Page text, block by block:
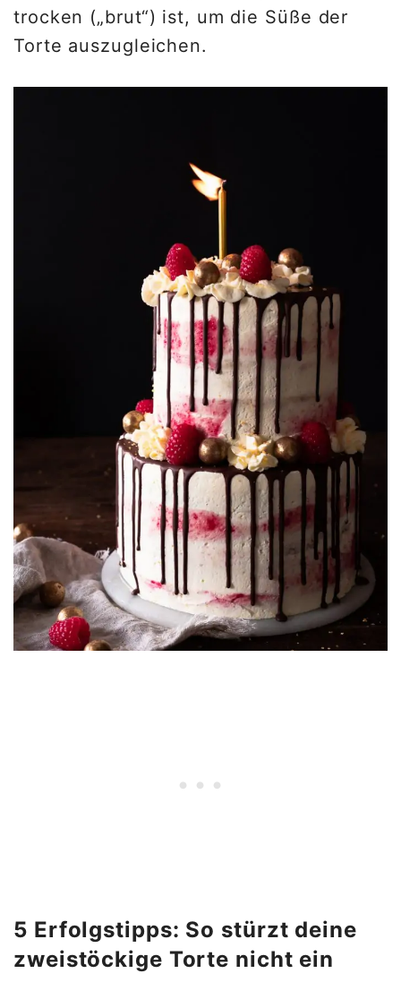
trocken („brut“) ist, um die Süße der
Torte auszugleichen.
5 Erfolgstipps: So stürzt deine
zweistöckige Torte nicht ein